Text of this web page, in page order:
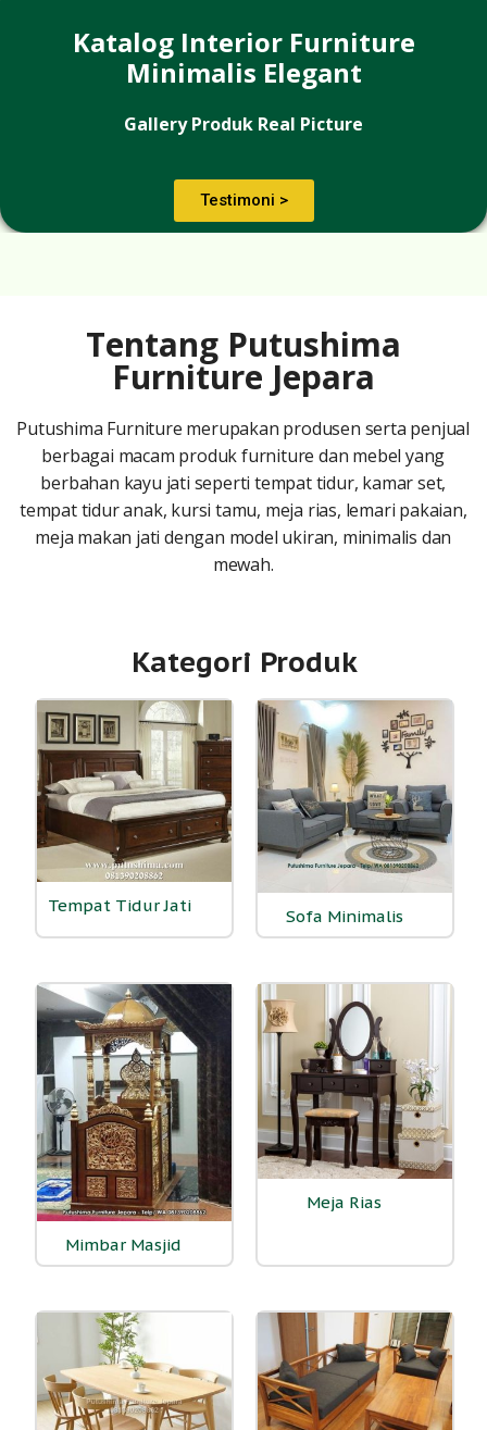
Katalog Interior Furniture
Minimalis Elegant
Gallery Produk Real Picture
Testimoni >
Tentang Putushima
Furniture Jepara
Putushima Furniture merupakan produsen serta penjual
berbagai macam produk furniture dan mebel yang
berbahan kayu jati seperti tempat tidur, kamar set,
tempat tidur anak, kursi tamu, meja rias, lemari pakaian,
meja makan jati dengan model ukiran, minimalis dan
mewah.
Kategori Produk
Tempat Tidur Jati
Sofa Minimalis
Mimbar Masjid
Meja Rias